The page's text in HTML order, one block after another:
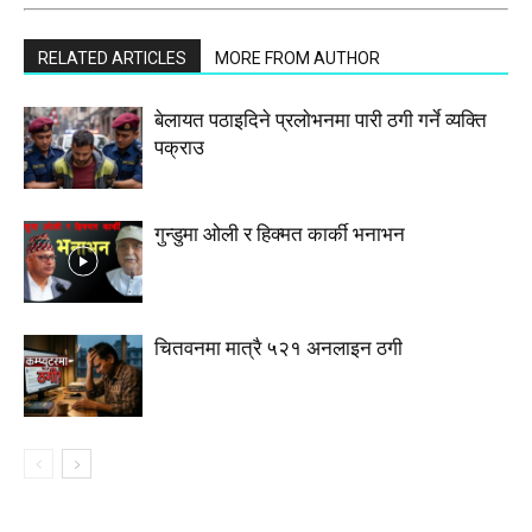
RELATED ARTICLES MORE FROM AUTHOR
बेलायत पठाइदिने प्रलाेभनमा पारी ठगी गर्ने व्यक्ति
पक्राउ
गुन्डुमा ओली र हिक्मत कार्की भनाभन
चितवनमा मात्रै ५२१ अनलाइन ठगी